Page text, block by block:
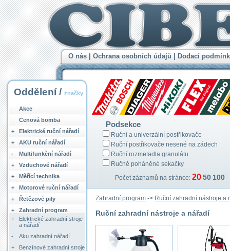
O nás Ochrana osobních údajů Dodací
Podsekce
Ruční a univerzální postřikovače
Ruční postřikovače nesené na zádech
Ruční rozmetadla granulátu
Ručně poháněné sekačky
Počet záznamů na stránce: 2050 100
Zahradní program -> Ruční zahradní nástroje a
Ruční zahradní nástroje a nářadí
Oddělení / značky
Akce
Cenová bomba
+
Elektrické ruční nářadí
+
AKU ruční nářadí
-
Multifunkční nářadí
+
Vzduchové nářadí
+
Měřící technika
+
Motorové ruční nářadí
+
Řetězové pily
+
Zahradní program
+
Elektrické zahradní stroje
a nářadí
-
Aku zahradní nářadí
+
Benzínové zahradní stroje